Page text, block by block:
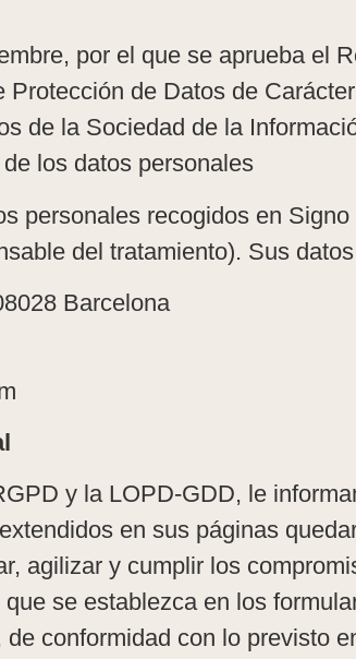
por el que se aprueba el
de Datos de
de la Sociedad de la
los datos personales
personales recogidos en
del tratamiento). Sus
Barcelona
y la LOPD-GDD, le
en sus páginas
agilizar y cumplir los
se establezca en los
conformidad con lo previsto